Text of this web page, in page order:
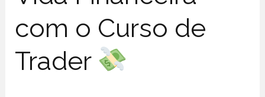
com o Curso de
Trader